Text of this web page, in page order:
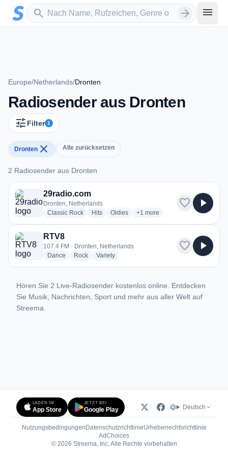
Zum Hauptinhalt springen
search
Sender suchen arrow_forward menu
Europe/Netherlands/Dronten
Radiosender aus Dronten
tune Filter 1
Dronten close Alle zurücksetzen
2 Radiosender aus Dronten
2 Radiosender aus Dronten
29radio.com
Dronten, Netherlands
Classic Rockradio stations
Hitsradio stations
Oldiesradio stations
+1 more genres for 29radio.com
more
favorite play_arrow
RTV8
107.4 FM · Dronten, Netherlands
Dance radio stations
Rockradio stations
Varietyradio stations
favorite play_arrow
Hören Sie 2 Live-Radiosender kostenlos online. Entdecken
Sie Musik, Nachrichten, Sport und mehr aus aller Welt auf
Streema.
LADEN IM
App Store
JETZT BEI
Google Play Deutsch
Nutzungsbedingungen DatenschutzrichtlinieUrheberrechtsrichtlinie
AdChoices(öffnet in neuem Tab)
© 2026 Streema, Inc. Alle Rechte vorbehalten